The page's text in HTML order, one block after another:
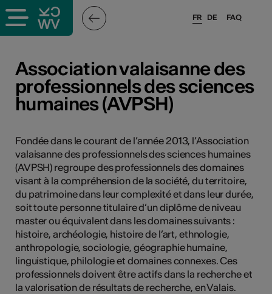
pros
FAQ
FR DE
Association valaisanne des
professionnels des sciences
humaines (AVPSH)
Fondée dans le courant de l’année 2013, l’Association
valaisanne des professionnels des sciences humaines
(AVPSH) regroupe des professionnels des domaines
visant à la compréhension de la société, du territoire,
du patrimoine dans leur complexité et dans leur durée,
soit toute personne titulaire d’un diplôme de niveau
master ou équivalent dans les domaines suivants :
histoire, archéologie, histoire de l’art, ethnologie,
anthropologie, sociologie, géographie humaine,
linguistique, philologie et domaines connexes. Ces
professionnels doivent être actifs dans la recherche et
la valorisation de résultats de recherche, en Valais.